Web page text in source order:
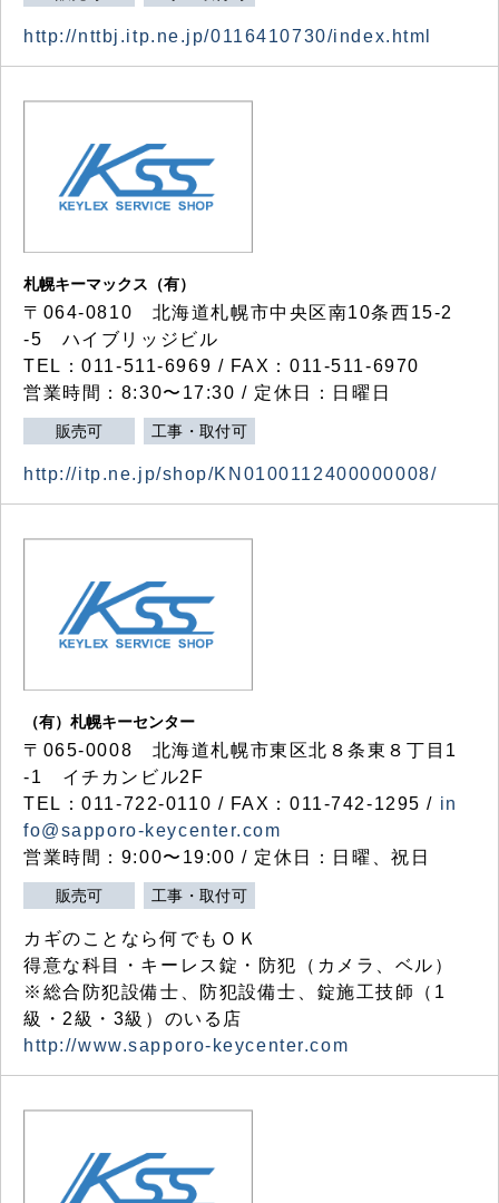
http://nttbj.itp.ne.jp/0116410730/index.html
札幌キーマックス（有）
〒064-0810 北海道札幌市中央区南10条西15-2
-5 ハイブリッジビル
TEL：011-511-6969 / FAX：011-511-6970
営業時間：8:30〜17:30 / 定休日：日曜日
販売可 工事・取付可
http://itp.ne.jp/shop/KN0100112400000008/
（有）札幌キーセンター
〒065-0008 北海道札幌市東区北８条東８丁目1
-1 イチカンビル2F
TEL：011-722-0110 / FAX：011-742-1295 / in
fo@sapporo-keycenter.com
営業時間：9:00〜19:00 / 定休日：日曜、祝日
販売可 工事・取付可
カギのことなら何でもＯＫ
得意な科目・キーレス錠・防犯（カメラ、ベル）
※総合防犯設備士、防犯設備士、錠施工技師（1
級・2級・3級）のいる店
http://www.sapporo-keycenter.com